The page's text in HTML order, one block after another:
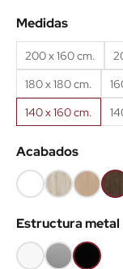
Medidas
200 x 160 cm.
180 x 180 cm.
140 x 160 cm.
Acabados
Blanco
68
Haya
52
Roble
60
53
Estructura metal
BlancoGris
Negro